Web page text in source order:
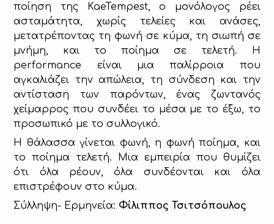
ποίηση της KaeTempest, ο μονόλογος ρέει
ασταμάτητα, χωρίς τελείες και ανάσες,
μετατρέποντας τη φωνή σε κύμα, τη σιωπή σε
μνήμη, και το ποίημα σε τελετή. Η
performance είναι μια παλίρροια που
αγκαλιάζει την απώλεια, τη σύνδεση και την
αντίσταση των παρόντων, ένας ζωντανός
χείμαρρος που συνδέει το μέσα με το έξω, το
προσωπικό με το συλλογικό.
Η θάλασσα γίνεται φωνή, η φωνή ποίημα, και
το ποίημα τελετή. Μια εμπειρία που θυμίζει
ότι όλα ρέουν, όλα συνδέονται και όλα
επιστρέφουν στο κύμα.
Σύλληψη- Ερμηνεία: Φίλιππος Τσιτσόπουλος